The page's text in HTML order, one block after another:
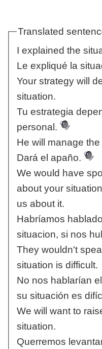
Translated
I explained the
Le expliqué la
Your strategy will
situation.
Tu estrategia
personal.
He will manage
Dará el apaño.
We would have
about your
us about it.
Habríamos
situacion, si nos
They wouldn't
situation is difficult.
No nos hablarían
su situación es
We will want to
situation.
Querremos